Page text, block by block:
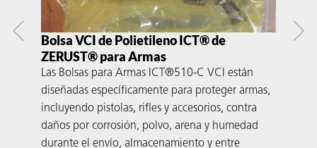
Bolsa VCI de Polietileno ICT® de
ZERUST® para Armas
Las Bolsas para Armas ICT®510-C VCI están
diseñadas específicamente para proteger armas,
incluyendo pistolas, rifles y accesorios, contra
daños por corrosión, polvo, arena y humedad
durante el envío, almacenamiento y entre